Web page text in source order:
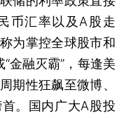
币汇率以及A股走
为掌控全球股市和
金融灭霸”，每逢美
期性狂飙至微博、
。国内广大A股投